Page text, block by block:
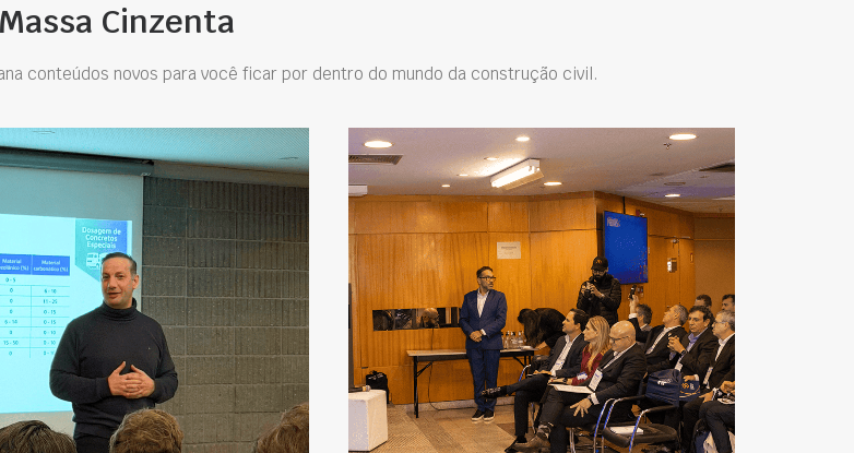
Massa Cinzenta
conteúdos novos para você ficar por dentro do mundo da construção civil.